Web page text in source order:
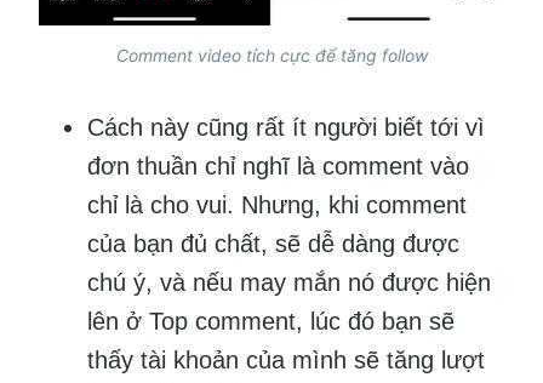
Comment video tích cực để tăng follow
Cách này cũng rất ít người biết tới vì
đơn thuần chỉ nghĩ là comment vào
chỉ là cho vui. Nhưng, khi comment
của bạn đủ chất, sẽ dễ dàng được
chú ý, và nếu may mắn nó được hiện
lên ở Top comment, lúc đó bạn sẽ
thấy tài khoản của mình sẽ tăng lượt